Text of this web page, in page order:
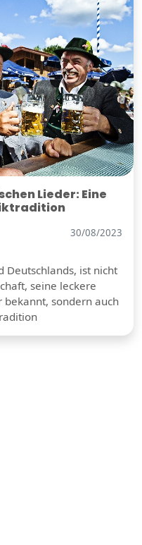
Lieder: Eine
30/08/2023
Deutschlands, ist nicht
seine leckere
bekannt, sondern auch